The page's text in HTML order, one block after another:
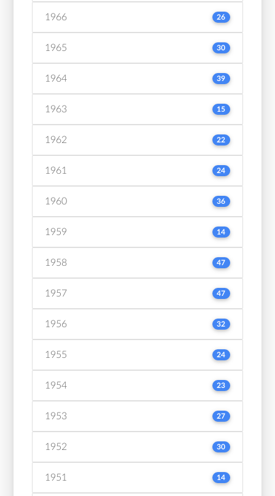
1966 26
1965 30
1964 39
1963 15
1962 22
1961 24
1960 36
1959 14
1958 47
1957 47
1956 32
1955 24
1954 23
1953 27
1952 30
1951 14